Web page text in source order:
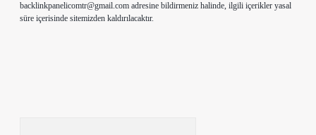
backlinkpanelicomtr@gmail.com adresine bildirmeniz halinde, ilgili içerikler yasal
süre içerisinde sitemizden kaldırılacaktır.